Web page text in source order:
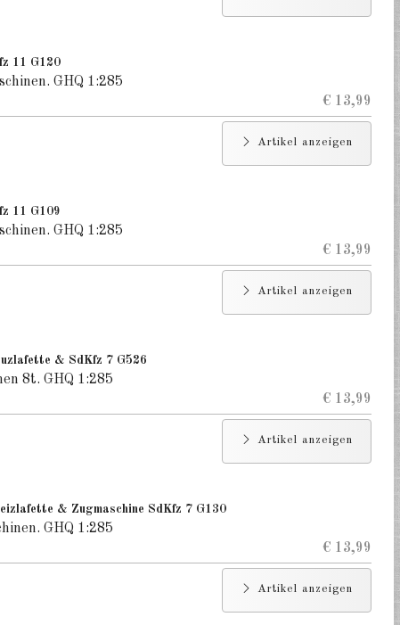
11 G120
GHQ 1:285
€ 13,99
Artikel anzeigen
11 G109
GHQ 1:285
€ 13,99
Artikel anzeigen
& SdKfz 7 G526
8t. GHQ 1:285
€ 13,99
Artikel anzeigen
& Zugmaschine SdKfz 7 G130
GHQ 1:285
€ 13,99
Artikel anzeigen